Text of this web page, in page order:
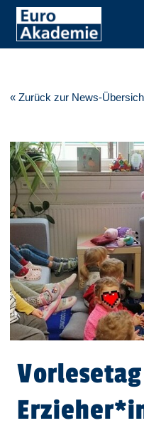
« Zurück zur News-